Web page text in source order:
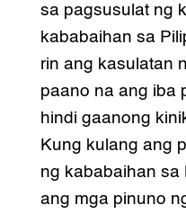
sa pagsusulat ng
kababaihan sa
rin ang kasulatan
paano na ang iba
hindi gaanong
Kung kulang ang
ng kababaihan sa
ang mga pinuno